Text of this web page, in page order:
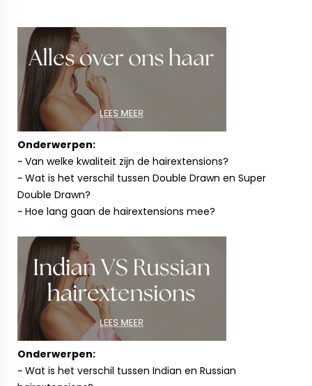
Onderwerpen:
~ Van welke kwaliteit zijn de hairextensions?
~ Wat is het verschil tussen Double Drawn en Super
Double Drawn?
~ Hoe lang gaan de hairextensions mee?
Onderwerpen:
~ Wat is het verschil tussen Indian en Russian